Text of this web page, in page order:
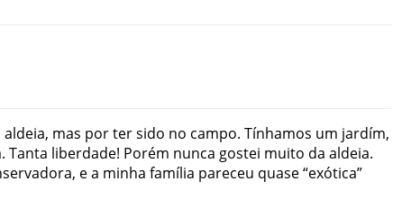
aldeia, mas portersido no campo. Tínhamos um jardím,
. Tanta liberdade! Porém nunca gostei muito da aldeia.
, ea minha família pareceu quase“exótica”